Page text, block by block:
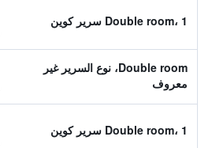
Double room، 1 سرير كوين
Double room، نوع السرير غير
معروف
Double room، 1 سرير كوين